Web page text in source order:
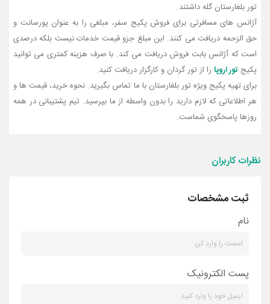
تور بلغارستان گله داشتند.
آژانس های مسافرتی برای فروش پکیج سفر، مبلغی را به عنوان پورسانت و
حق الزحمه دریافت می کنند. این مبلغ جزو قیمت خدمات نیست بلکه درصدی
است که آژانس بابت فروش دریافت می کند. با صرف هزینه کمتری می توانید
پکیج تور اروپا را از تور گردان و کارگزار دریافت کنید.
برای تهیه پکیج ویژه تور بلغارستان با ما تماس بگیرید. نحوه خرید، قیمت ها و
هر اطلاعاتی که لازم دارید را بدون واسطه از ما بپرسید. تیم پشتیبانی در همه
روزها پاسخگوی شماست.
نظرات کاربران
ثبت مشخصات
نام
پست الکترونیک